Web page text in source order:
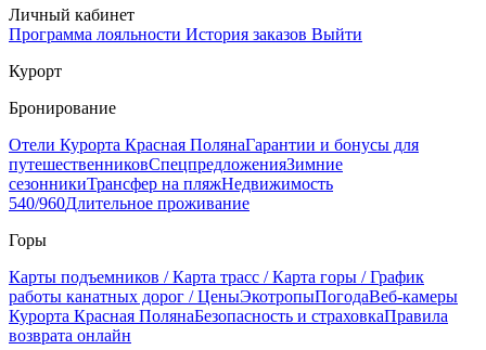
Личный кабинет
Программа лояльности История заказов Выйти
Курорт
Бронирование
Отели Курорта Красная ПолянаГарантии и бонусы для
путешественниковСпецпредложенияЗимние
сезонникиТрансфер на пляжНедвижимость
540/960Длительное проживание
Горы
Карты подъемников / Карта трасс / Карта горы / График
работы канатных дорог / ЦеныЭкотропыПогодаВеб-камеры
Курорта Красная ПолянаБезопасность и страховкаПравила
возврата онлайн